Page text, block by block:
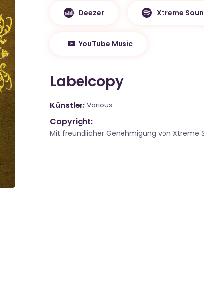
Deezer Xtreme
YouTube Music
Labelcopy
Künstler Various
Copyright:
Mit freundlicher Genehmigung von Xtreme